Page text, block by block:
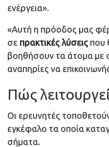
ενέργεια».
«Αυτή η πρόοδος μας
σε πρακτικές λύσεις που
βοηθήσουν τα άτομα με
αναπηρίες να
Πώς
Οι ερευνητές
εγκέφαλο τα οποία
σήματα.